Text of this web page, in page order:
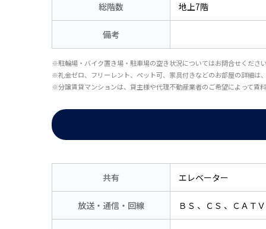
総階数 地上7階
備考
※駐輪場・バイク置き場・駐車場の空き状況についてはお問合せください
※礼金ゼロ、フリーレント、ペット可、家具付きなどのお部屋の詳細は
※分譲賃貸マンションは、貸主様や代理不動産業者のご希望によって賃
共有 エレベーター
放送・通信・回線 ＢＳ ＣＳ ＣＡＴＶ